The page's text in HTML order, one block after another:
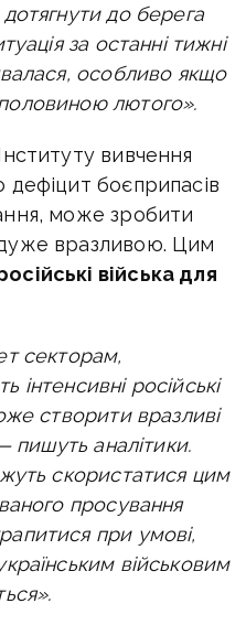
до берега
за останні тижні
особливо якщо
лютого».
вивчення
дефіцит боєприпасів
може зробити
вразливою. Цим
війська для
секторам,
інтенсивні російські
створити вразливі
пишуть аналітики.
скористатися цим
просування
при умові,
військовим